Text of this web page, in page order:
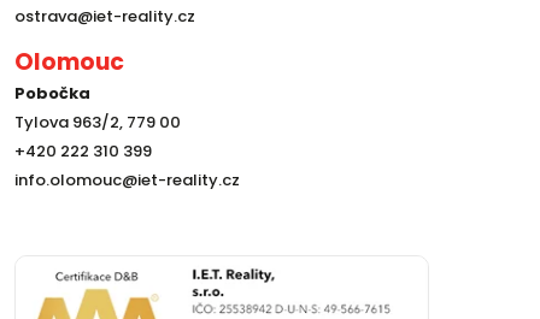
ostrava@iet-reality.cz
Olomouc
Pobočka
Tylova 963/2, 779 00
+420 222 310 399
info.olomouc@iet-reality.cz